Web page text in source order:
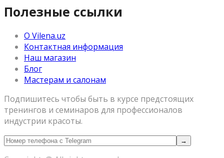
Полезные ссылки
О Vilena.uz
Контактная информация
Наш магазин
Блог
Мастерам и салонам
Подпишитесь чтобы быть в курсе предстоящих
тренингов и семинаров для профессионалов
индустрии красоты.